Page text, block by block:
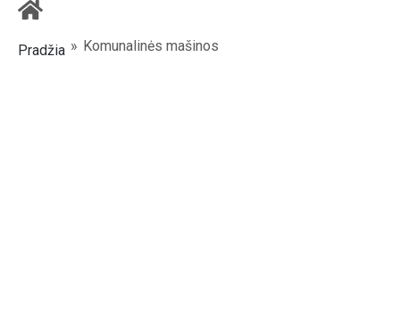
Pradžia » Komunalinės mašinos